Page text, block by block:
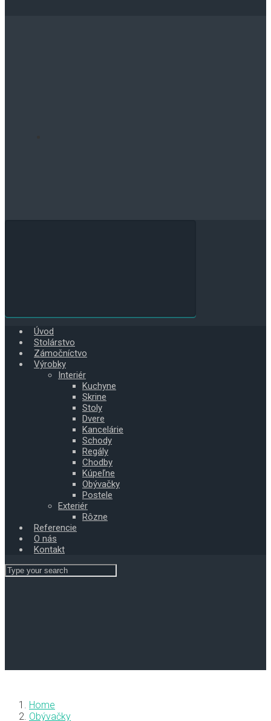
Úvod
Stolárstvo
Zámočníctvo
Výrobky
Interiér
Kuchyne
Skrine
Stoly
Dvere
Kancelárie
Schody
Regály
Chodby
Kúpeľne
Obývačky
Postele
Exteriér
Rôzne
Referencie
O nás
Kontakt
Home
Obývačky